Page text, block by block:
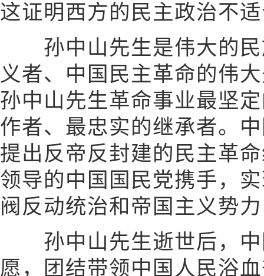
这证明西方的民主政治不
孙中山先生是伟大的民
义者、中国民主革命的伟
孙中山先生革命事业最坚
作者、最忠实的继承者。
提出反帝反封建的民主革
领导的中国国民党携手，
阀反动统治和帝国主义势
孙中山先生逝世后，中
愿，团结带领中国人民浴